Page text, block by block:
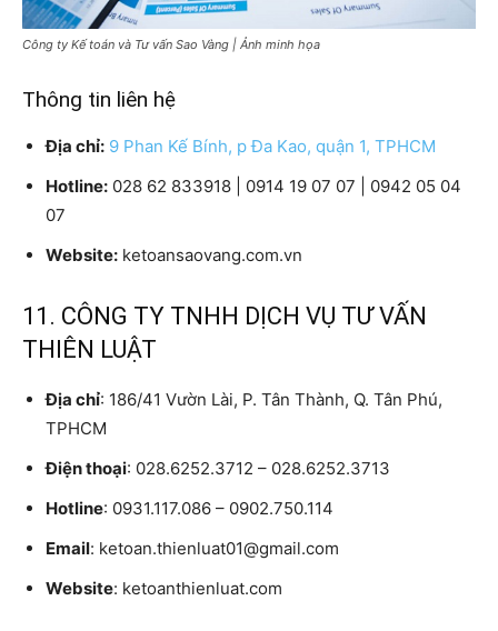
Công ty Kế toán và Tư vấn Sao Vàng | Ảnh minh họa
Thông tin liên hệ
Địa chỉ: 9 Phan Kế Bính, p Đa Kao, quận 1, TPHCM
Hotline: 028 62 833918 | 0914 19 07 07 | 0942 05 04
07
Website: ketoansaovang.com.vn
11. CÔNG TY TNHH DỊCH VỤ TƯ VẤN
THIÊN LUẬT
Địa chỉ: 186/41 Vườn Lài, P. Tân Thành, Q. Tân Phú,
TPHCM
Điện thoại: 028.6252.3712 – 028.6252.3713
Hotline: 0931.117.086 – 0902.750.114
Email: ketoan.thienluat01@gmail.com
Website: ketoanthienluat.com